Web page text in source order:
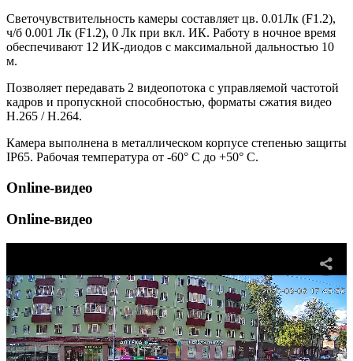
Светочувствительность камеры составляет цв. 0.01Лк (F1.2),
ч/б 0.001 Лк (F1.2), 0 Лк при вкл. ИК. Работу в ночное время
обеспечивают 12 ИК-диодов с максимальной дальностью 10
м.
Позволяет передавать 2 видеопотока с управляемой частотой
кадров и пропускной способностью, форматы сжатия видео
H.265 / H.264.
Камера выполнена в металлическом корпусе степенью защиты
IP65. Рабочая температура от -60° С до +50° С.
Online-видео
Online-видео